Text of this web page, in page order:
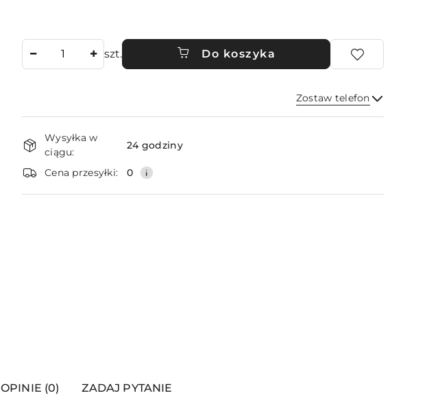
szt. Do koszyka
Zostaw telefon
Wyślij
Dostępność
i
dostawa
Wysyłka w
ciągu:
24 godziny
Cena przesyłki: 0
OPINIE (0) ZADAJ PYTANIE